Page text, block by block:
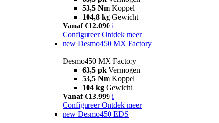
53,5 Nm Koppel
104,8 kg Gewicht
Vanaf €12.090 i
Configureer Ontdek meer
new Desmo450 MX Factory
Desmo450 MX Factory
63,5 pk Vermogen
53,5 Nm Koppel
104 kg Gewicht
Vanaf €13.999 i
Configureer Ontdek meer
new Desmo450 EDS